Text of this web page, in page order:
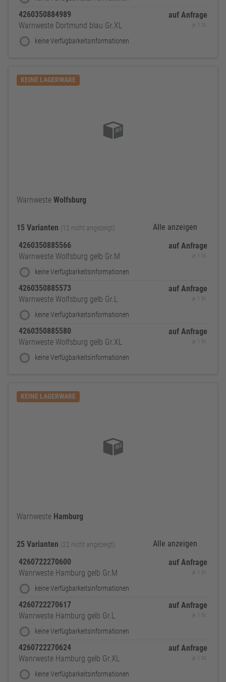
4260350884989
Warnweste Dortmund blau Gr.XL
keine Verfügbarkeitsinformationen
auf Anfrage
je 1 St.
KEINE LAGERWARE
Warnweste Wolfsburg
15 Varianten (12 nicht angezeigt)
Alle anzeigen
4260350885566
Warnweste Wolfsburg gelb Gr.M
keine Verfügbarkeitsinformationen
auf Anfrage
je 1 St.
4260350885573
Warnweste Wolfsburg gelb Gr.L
keine Verfügbarkeitsinformationen
auf Anfrage
je 1 St.
4260350885580
Warnweste Wolfsburg gelb Gr.XL
keine Verfügbarkeitsinformationen
auf Anfrage
je 1 St.
KEINE LAGERWARE
Warnweste Hamburg
25 Varianten (22 nicht angezeigt)
Alle anzeigen
4260722270600
Wanrweste Hamburg gelb Gr.M
keine Verfügbarkeitsinformationen
auf Anfrage
je 1 St.
4260722270617
Wanrweste Hamburg gelb Gr.L
keine Verfügbarkeitsinformationen
auf Anfrage
je 1 St.
4260722270624
Wanrweste Hamburg gelb Gr.XL
keine Verfügbarkeitsinformationen
auf Anfrage
je 1 St.